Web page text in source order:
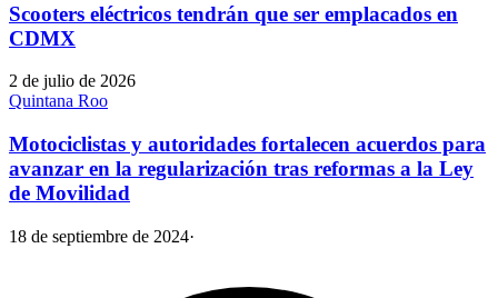
Scooters eléctricos tendrán que ser emplacados en
CDMX
2 de julio de 2026
Quintana Roo
Motociclistas y autoridades fortalecen acuerdos para
avanzar en la regularización tras reformas a la Ley
de Movilidad
18 de septiembre de 2024·